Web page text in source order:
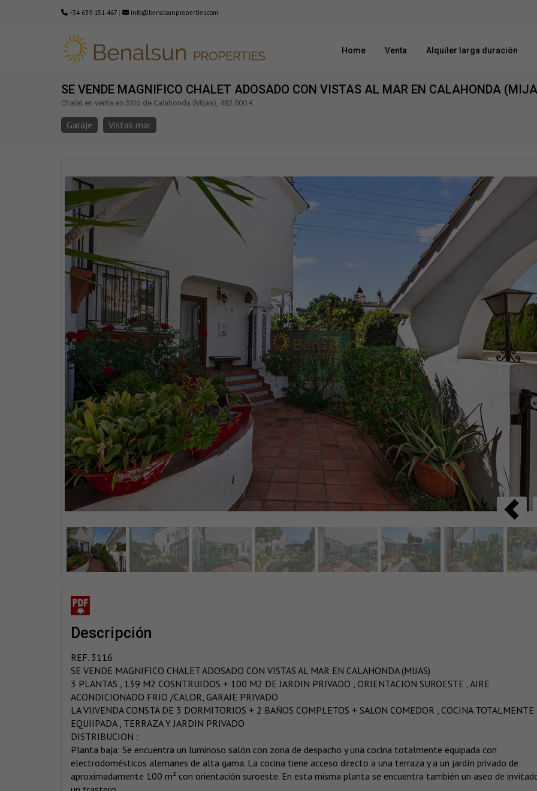
+34 639 151 467 | info@benalsunproperties.com
Home Venta Alquiler larga duración
SE VENDE MAGNIFICO CHALET ADOSADO CON VISTAS AL MAR EN CALAHONDA
Chalet en venta en Sitio de Calahonda (Mijas), 482.000 €
Garaje Vistas mar
descripción
REF. 3116
SE VENDE MAGNIFICO CHALET ADOSADO CON VISTAS AL MAR EN CALAHONDA (MIJAS)
3 PLANTAS , 139 M2 COSNTRUIDOS + 100 M2 DE JARDIN PRIVADO , ORIENTACION SUROESTE , AIRE
ACONDICIONADO FRIO /CALOR, GARAJE PRIVADO
LA VIIVENDA CONSTA DE 3 DORMITORIOS + 2 BAÑOS COMPLETOS + SALON COMEDOR , COCINA TOTALMENTE
EQUIIPADA , TERRAZA Y JARDIN PRIVADO
DISTRIBUCION :
Planta baja: Se encuentra un luminoso salón con zona de despacho y una cocina totalmente equipada con
electrodomésticos alemanes de alta gama. La cocina tiene acceso directo a una terraza y a un jardín privado de
aproximadamente 100 m² con orientación suroeste. En esta misma planta se encuentra también un aseo de